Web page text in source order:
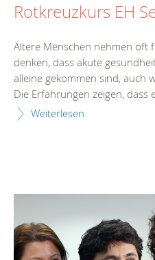
Rotkreuzkurs EH
Ältere Menschen nehmen oft
denken, dass akute
alleine gekommen sind, auch
Die Erfahrungen zeigen, dass
Weiterlesen